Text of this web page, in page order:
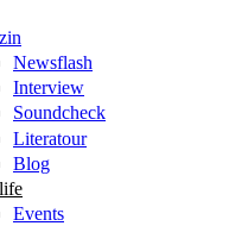
Newsflash
Interview
Soundcheck
Literatour
Blog
Events